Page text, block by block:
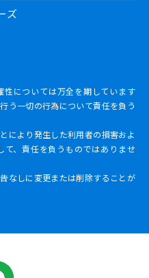
ズ
性については万全を期しています
う一切の行為について責任を負う
により発生した利用者の損害およ
て、責任を負うものではありませ
なしに変更または削除することが